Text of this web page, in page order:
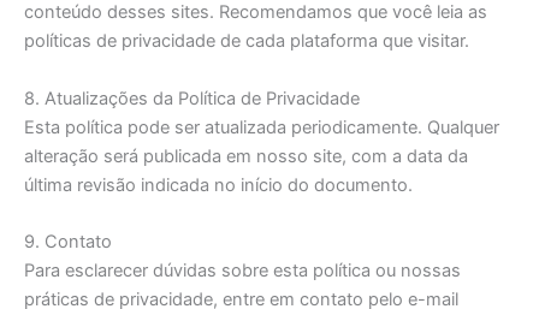
conteúdo desses sites. Recomendamos que você leia as
políticas de privacidade de cada plataforma que visitar.
8. Atualizações da Política de Privacidade
Esta política pode ser atualizada periodicamente. Qualquer
alteração será publicada em nosso site, com a data da
última revisão indicada no início do documento.
9. Contato
Para esclarecer dúvidas sobre esta política ou nossas
práticas de privacidade, entre em contato pelo e-mail